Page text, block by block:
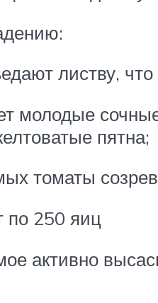
листву,
молодые
пятна;
томаты
по 250 яиц
активно